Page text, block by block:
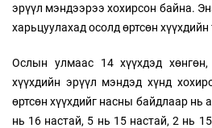
эрүүл мэндээрээ хохирсон байна.
харьцуулахад осолд өртсөн
Ослын улмаас 14 хүүхдэд
хүүхдийн эрүүл мэндэд хүнд
өртсөн хүүхдийг насны байдлаар нь
нь 16 настай, 5 нь 15 настай, 2 нь